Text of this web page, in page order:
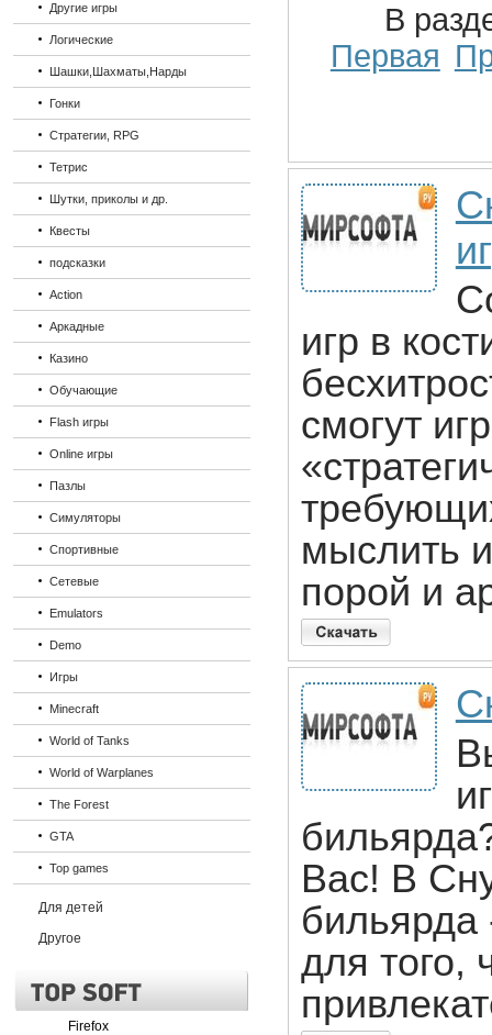
Другие игры
Логические
Шашки,Шахматы,Нарды
Гонки
Стратегии, RPG
Тетрис
Шутки, приколы и др.
Квесты
подсказки
Action
Аркадные
Казино
Обучающие
Flash игры
Online игры
Пазлы
Симуляторы
Спортивные
Сетевые
Emulators
Demo
Игры
Minecraft
World of Tanks
World of Warplanes
The Forest
GTA
Top games
Для детей
Другое
Firefox
В
Первая
игр в
смогут
мыслить
порой и
Вас! В
для того,